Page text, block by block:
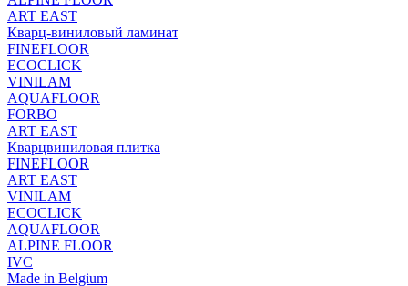
ART EAST
Кварц-виниловый ламинат
FINEFLOOR
ECOCLICK
VINILAM
AQUAFLOOR
FORBO
ART EAST
Кварцвиниловая плитка
FINEFLOOR
ART EAST
VINILAM
ECOCLICK
AQUAFLOOR
ALPINE FLOOR
IVC
Made in Belgium